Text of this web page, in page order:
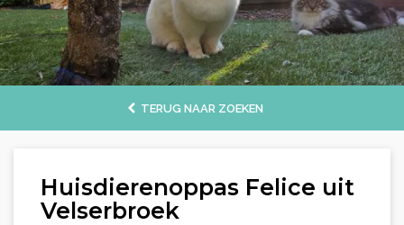
TERUG NAAR ZOEKEN
Huisdierenoppas Felice uit
Velserbroek